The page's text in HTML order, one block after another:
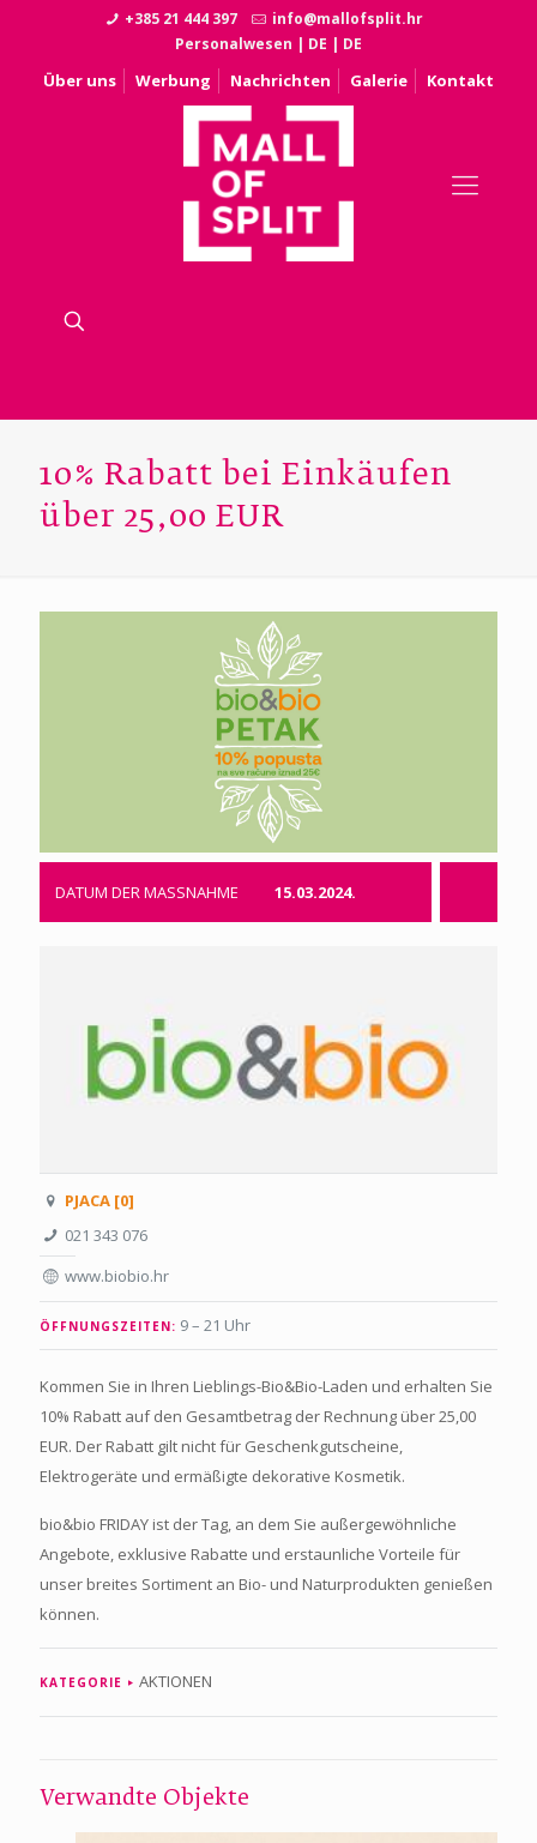
+385 21 444 397
info@mallofsplit.hr
Personalwesen | DE | DE
Über uns Werbung Nachrichten Galerie Kontakt
10% Rabatt bei Einkäufen
über 25,00 EUR
DATUM DER MASSNAHME 15.03.2024.
PJACA [0]
021 343 076
www.biobio.hr
ÖFFNUNGSZEITEN: 9 – 21 Uhr
Kommen Sie in Ihren Lieblings-Bio&Bio-Laden und erhalten Sie
10% Rabatt auf den Gesamtbetrag der Rechnung über 25,00
EUR. Der Rabatt gilt nicht für Geschenkgutscheine,
Elektrogeräte und ermäßigte dekorative Kosmetik.
bio&bio FRIDAY ist der Tag, an dem Sie außergewöhnliche
Angebote, exklusive Rabatte und erstaunliche Vorteile für
unser breites Sortiment an Bio- und Naturprodukten genießen
können.
KATEGORIE AKTIONEN
Verwandte Objekte